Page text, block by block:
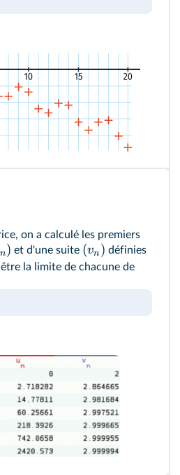
on a calculé les premiers
n) et d'une suite (vn )
la limite de chacune de